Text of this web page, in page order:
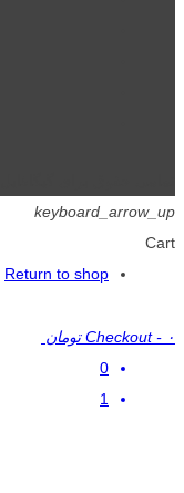
keyboard_arrow_up
Cart
Return to shop
Checkout - ۰ تومان
0
1